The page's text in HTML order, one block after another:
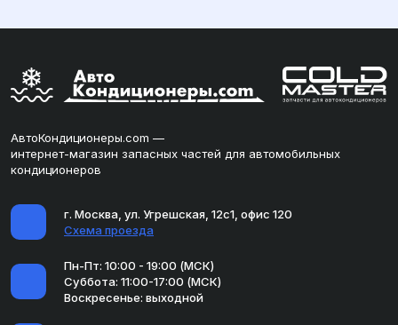
АвтоКондиционеры.com —
интернет-магазин запасных частей для автомобильных
кондиционеров
г. Москва, ул. Угрешская, 12с1, офис 120
Схема проезда
Пн-Пт: 10:00 - 19:00 (МСК)
Суббота: 11:00-17:00 (МСК)
Воскресенье: выходной